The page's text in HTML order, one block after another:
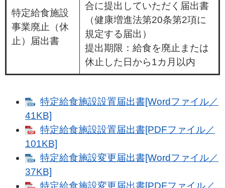
特定給食施設
事業廃止（休
止）届出書
合に提出していただく届出書
（健康増進法第20条第2項に
規定する届出）
提出期限：給食を廃止または
休止した日から1カ月以内
特定給食施設設置届出書[Wordファイル／
41KB]
特定給食施設設置届出書[PDFファイル／
101KB]
特定給食施設変更届出書[Wordファイル／
37KB]
特定給食施設変更届出書[PDFファイル／